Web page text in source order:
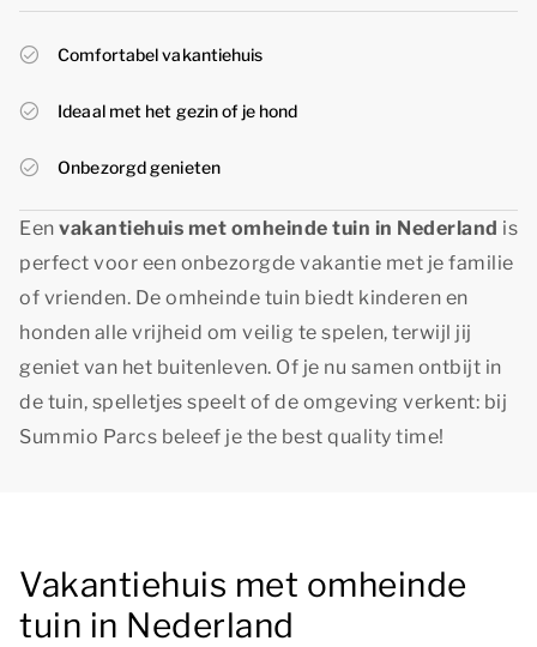
Comfortabel vakantiehuis
Ideaal met het gezin of je hond
Onbezorgd genieten
Een vakantiehuis met omheinde tuin in Nederland is
perfect voor een onbezorgde vakantie met je familie
of vrienden. De omheinde tuin biedt kinderen en
honden alle vrijheid om veilig te spelen, terwijl jij
geniet van het buitenleven. Of je nu samen ontbijt in
de tuin, spelletjes speelt of de omgeving verkent: bij
Summio Parcs beleef je the best quality time!
Vakantiehuis met omheinde
tuin in Nederland